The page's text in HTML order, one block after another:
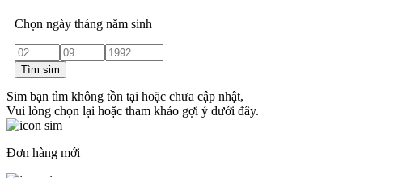
Chọn ngày tháng năm sinh
Tìm sim
Sim bạn tìm không tồn tại hoặc chưa cập nhật,
Vui lòng chọn lại hoặc tham khảo gợi ý dưới đây.
Đơn hàng mới